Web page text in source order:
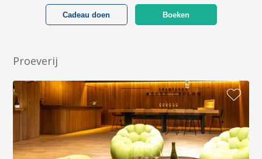
Boeken
Cadeau doen
Proeverij